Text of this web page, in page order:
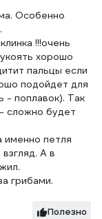
Особенно
!!!очень
хорошо
пальцы если
подойдет для
- поплавок). Так
сложно будет
петля
А в
грибами.
Полезно